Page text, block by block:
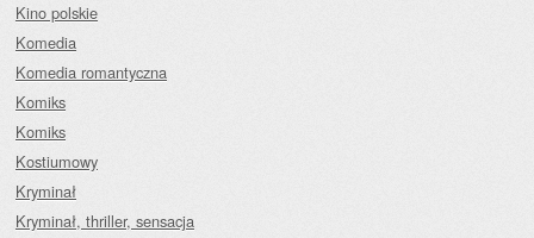
Kino polskie
Komedia
Komedia romantyczna
Komiks
Komiks
Kostiumowy
Kryminał
Kryminał, thriller, sensacja